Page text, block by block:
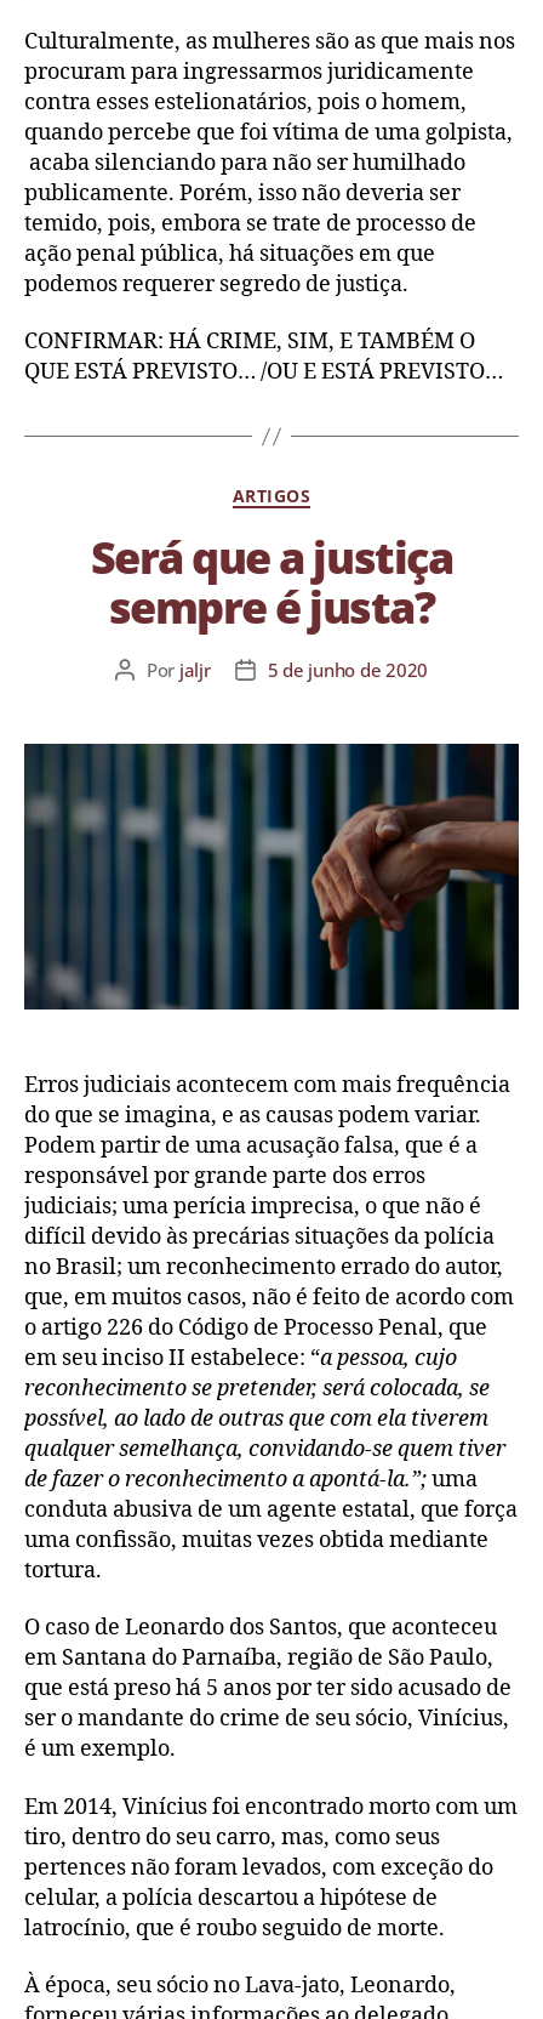
Culturalmente, as mulheres são as que mais nos
procuram para ingressarmos juridicamente
contra esses estelionatários, pois o homem,
quando percebe que foi vítima de uma golpista,
acaba silenciando para não ser humilhado
publicamente. Porém, isso não deveria ser
temido, pois, embora se trate de processo de
ação penal pública, há situações em que
podemos requerer segredo de justiça.
CONFIRMAR: HÁ CRIME, SIM, E TAMBÉM O
QUE ESTÁ PREVISTO… /OU E ESTÁ PREVISTO…
ARTIGOS
Será que a justiça
sempre é justa?
Por jaljr 5 de junho de 2020
Erros judiciais acontecem com mais frequência
do que se imagina, e as causas podem variar.
Podem partir de uma acusação falsa, que é a
responsável por grande parte dos erros
judiciais; uma perícia imprecisa, o que não é
difícil devido às precárias situações da polícia
no Brasil; um reconhecimento errado do autor,
que, em muitos casos, não é feito de acordo com
o artigo 226 do Código de Processo Penal, que
em seu inciso II estabelece: “a pessoa, cujo
reconhecimento se pretender, será colocada, se
possível, ao lado de outras que com ela tiverem
qualquer semelhança, convidando-se quem tiver
de fazer o reconhecimento a apontá-la.”;uma
conduta abusiva de um agente estatal, que força
uma confissão, muitas vezes obtida mediante
tortura.
O caso de Leonardo dos Santos, que aconteceu
em Santana do Parnaíba, região de São Paulo,
que está preso há 5 anos por ter sido acusado de
ser o mandante do crime de seu sócio, Vinícius,
é um exemplo.
Em 2014, Vinícius foi encontrado morto com um
tiro, dentro do seu carro, mas, como seus
pertences não foram levados, com exceção do
celular, a polícia descartou a hipótese de
latrocínio, que é roubo seguido de morte.
À época, seu sócio no Lava-jato, Leonardo,